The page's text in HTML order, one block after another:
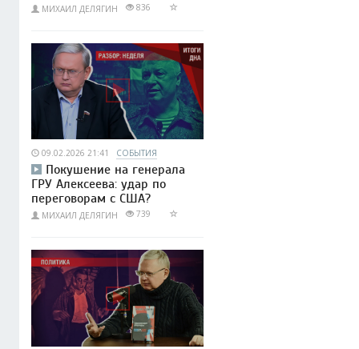
МИХАИЛ ДЕЛЯГИН 836
09.02.2026 21:41 СОБЫТИЯ
Покушение на генерала
ГРУ Алексеева: удар по
переговорам с США?
МИХАИЛ ДЕЛЯГИН 739